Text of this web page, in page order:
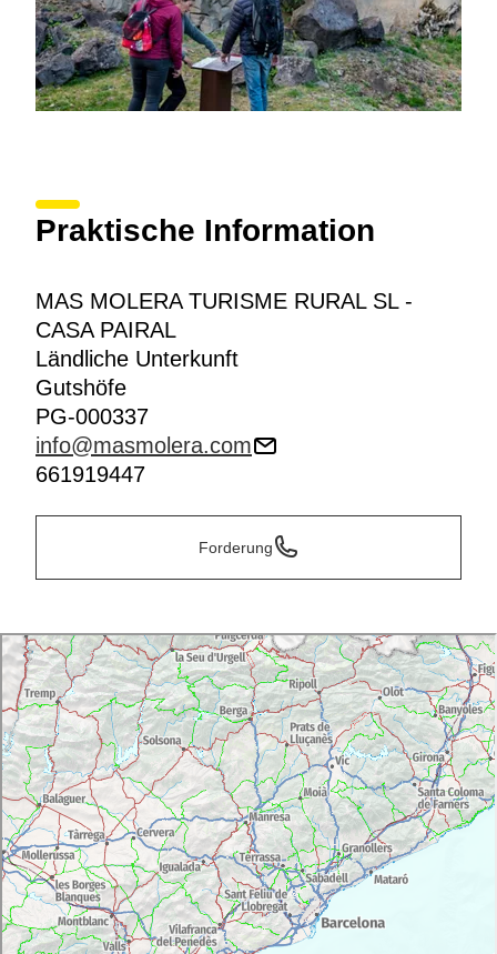
Praktische Information
MAS MOLERA TURISME RURAL SL -
CASA PAIRAL
Ländliche Unterkunft
Gutshöfe
PG-000337
info@masmolera.com
661919447
Forderung